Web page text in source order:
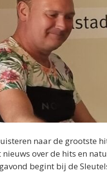
naar de grootste
over de hits en
begint bij de